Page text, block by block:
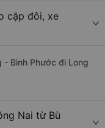
cặp đôi, xe
- Bình Phước đi Long
Nai từ Bù